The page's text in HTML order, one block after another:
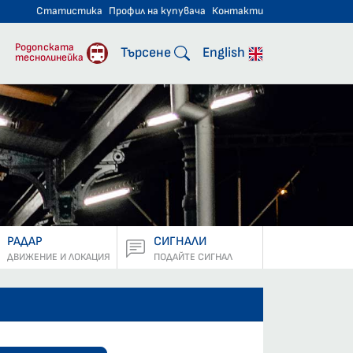
Статистика Профил на купувача Контакти
превози
Родопската
теснолинейка
Търсене English
РАДАР
ДВИЖЕНИЕ И ЛОКАЦИЯ
СИГНАЛИ
ПОДАЙТЕ СИГНАЛ